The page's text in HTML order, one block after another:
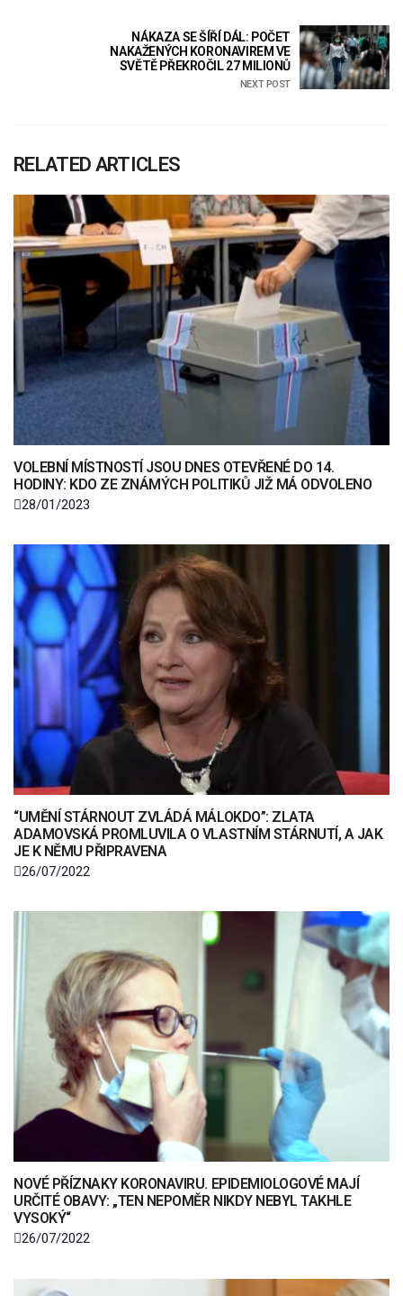
NÁKAZA SE ŠÍŘÍ DÁL: POČET
NAKAŽENÝCH KORONAVIREM VE
SVĚTĚ PŘEKROČIL 27 MILIONŮ
NEXT POST
RELATED ARTICLES
VOLEBNÍ MÍSTNOSTÍ JSOU DNES OTEVŘENÉ DO 14.
HODINY: KDO ZE ZNÁMÝCH POLITIKŮ JIŽ MÁ ODVOLENO
28/01/2023
“UMĚNÍ STÁRNOUT ZVLÁDÁ MÁLOKDO”: ZLATA
ADAMOVSKÁ PROMLUVILA O VLASTNÍM STÁRNUTÍ, A JAK
JE K NĚMU PŘIPRAVENA
26/07/2022
NOVÉ PŘÍZNAKY KORONAVIRU. EPIDEMIOLOGOVÉ MAJÍ
URČITÉ OBAVY: „TEN NEPOMĚR NIKDY NEBYL TAKHLE
VYSOKÝ“
26/07/2022